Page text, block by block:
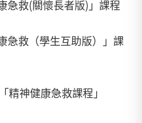
急救(關懷長者版)」課程
急救（學生互助版）」課
精神健康急救課程」